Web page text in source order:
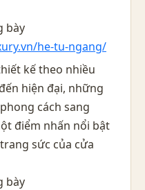
bày
he-tu-ngang/
kế theo nhiều
hiện đại, những
cách sang
điểm nhấn nổi bật
sức của cửa
bày